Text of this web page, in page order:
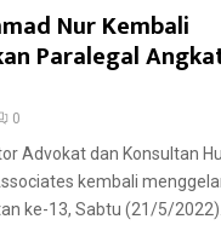
Nur Kembali
Paralegal
0
Advokat dan Konsultan
kembali
ke-13, Sabtu (21/5/